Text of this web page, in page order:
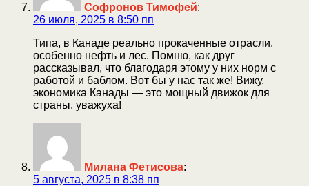
Софронов Тимофей:
26 июля, 2025 в 8:50 пп
Типа, в Канаде реально прокаченные отрасли,
особенно нефть и лес. Помню, как друг
рассказывал, что благодаря этому у них норм с
работой и баблом. Вот бы у нас так же! Вижу,
экономика Канады — это мощный движок для
страны, уважуха!
Милана Фетисова:
5 августа, 2025 в 8:38 пп